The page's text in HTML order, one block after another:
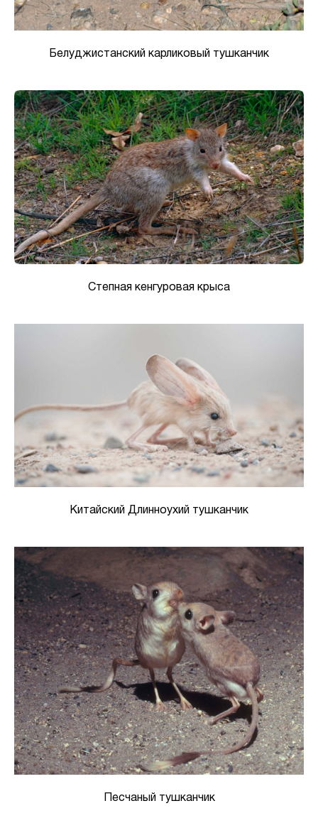
Белуджистанский карликовый тушканчик
Степная кенгуровая крыса
Китайский Длинноухий тушканчик
Песчаный тушканчик